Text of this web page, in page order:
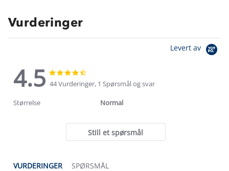
Vurderinger
Levert av
4.5
4.5
star
rating
star
rating
44 Vurderinger, 1 Spørsmål og svar
Størrelse Normal
Still et spørsmål
VURDERINGER SPØRSMÅL